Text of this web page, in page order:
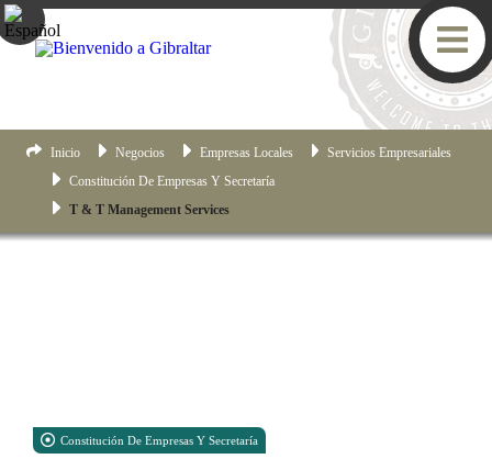
Inicio Negocios Empresas Locales
Servicios Empresariales
Constitución De Empresas Y Secretaría
T & T Management Services
Constitución De Empresas Y Secretaría